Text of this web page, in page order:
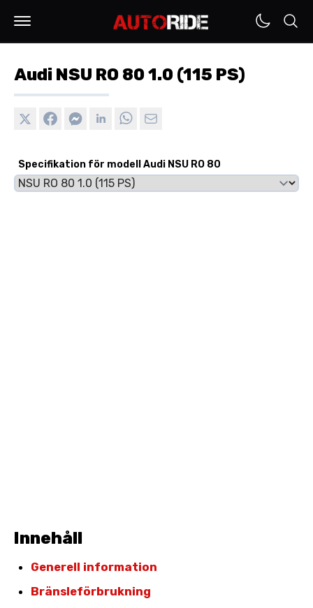
Audi NSU RO 80 1.0 (115 PS)
Specifikation för modell Audi NSU RO 80
Innehåll
Generell information
Bränsleförbrukning